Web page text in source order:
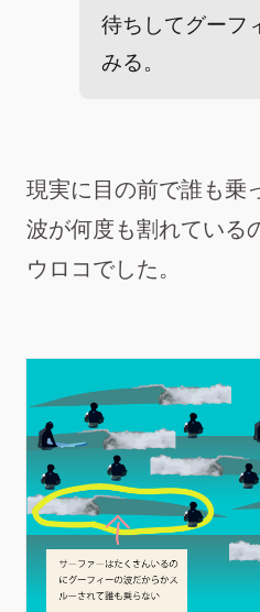
待ちしてグーフ
みる。
現実に目の前で誰も乗
波が何度も割れている
ウロコでした。